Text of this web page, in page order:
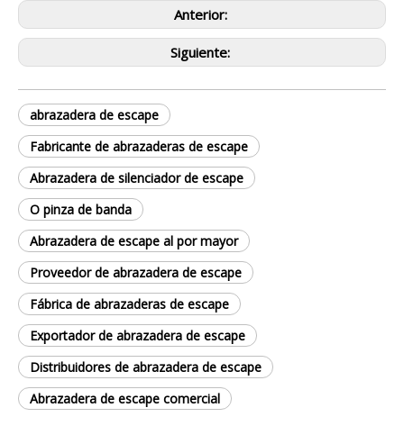
Anterior:
Siguiente:
abrazadera de escape
Fabricante de abrazaderas de escape
Abrazadera de silenciador de escape
O pinza de banda
Abrazadera de escape al por mayor
Proveedor de abrazadera de escape
Fábrica de abrazaderas de escape
Exportador de abrazadera de escape
Distribuidores de abrazadera de escape
Abrazadera de escape comercial